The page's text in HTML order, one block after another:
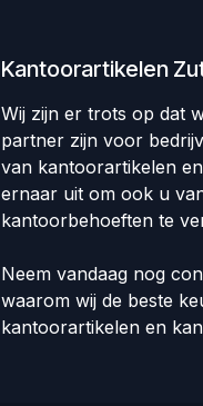
Kantoorartikelen
Wij zijn er trots op dat
partner zijn voor
van kantoorartikelen
ernaar uit om ook u
kantoorbehoeften te
Neem vandaag nog
waarom wij de beste
kantoorartikelen en